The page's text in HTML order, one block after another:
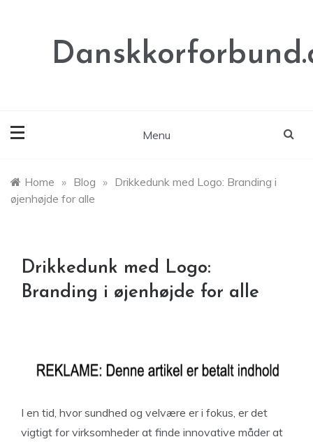
Menu
Home » Blog » Drikkedunk med Logo: Branding i
øjenhøjde for alle
Drikkedunk med Logo:
Branding i øjenhøjde for alle
I en tid, hvor sundhed og velvære er i fokus, er det
vigtigt for virksomheder at finde innovative måder at